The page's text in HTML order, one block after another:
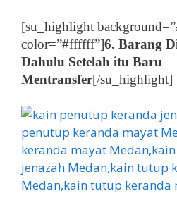
[su_highlight
color=”#ffffff”]6. Barang
Dahulu Setelah itu Baru
Mentransfer[/su_highlight]